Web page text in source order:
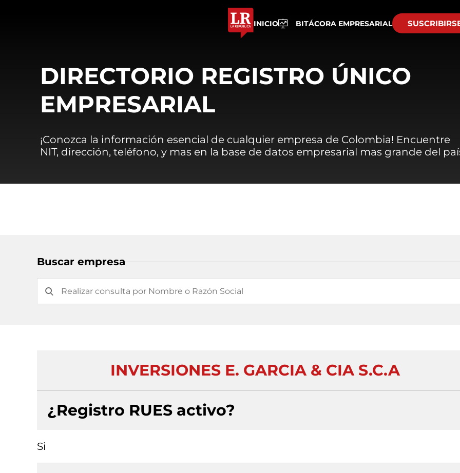
INICIO BITÁCORA EMPRESARIAL
DIRECTORIO REGISTRO ÚNICO
EMPRESARIAL
¡Conozca la información esencial de cualquier empresa de Colombia! Encuentre
NIT, dirección, teléfono, y mas en la base de datos empresarial mas grande del
Buscar empresa
INVERSIONES E. GARCIA & CIA S.C.A
¿Registro RUES activo?
Si